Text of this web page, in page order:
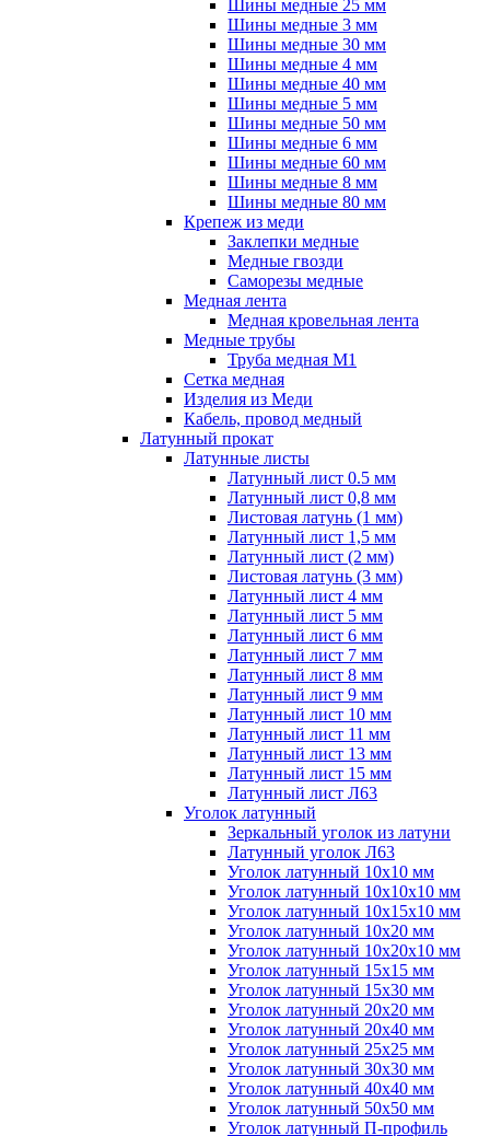
Шины медные 25 мм
Шины медные 3 мм
Шины медные 30 мм
Шины медные 4 мм
Шины медные 40 мм
Шины медные 5 мм
Шины медные 50 мм
Шины медные 6 мм
Шины медные 60 мм
Шины медные 8 мм
Шины медные 80 мм
Крепеж из меди
Заклепки медные
Медные гвозди
Саморезы медные
Медная лента
Медная кровельная лента
Медные трубы
Труба медная М1
Сетка медная
Изделия из Меди
Кабель, провод медный
Латунный прокат
Латунные листы
Латунный лист 0.5 мм
Латунный лист 0,8 мм
Листовая латунь (1 мм)
Латунный лист 1,5 мм
Латунный лист (2 мм)
Листовая латунь (3 мм)
Латунный лист 4 мм
Латунный лист 5 мм
Латунный лист 6 мм
Латунный лист 7 мм
Латунный лист 8 мм
Латунный лист 9 мм
Латунный лист 10 мм
Латунный лист 11 мм
Латунный лист 13 мм
Латунный лист 15 мм
Латунный лист Л63
Уголок латунный
Зеркальный уголок из латуни
Латунный уголок Л63
Уголок латунный 10x10 мм
Уголок латунный 10x10x10 мм
Уголок латунный 10x15x10 мм
Уголок латунный 10x20 мм
Уголок латунный 10x20x10 мм
Уголок латунный 15x15 мм
Уголок латунный 15x30 мм
Уголок латунный 20x20 мм
Уголок латунный 20x40 мм
Уголок латунный 25x25 мм
Уголок латунный 30x30 мм
Уголок латунный 40x40 мм
Уголок латунный 50x50 мм
Уголок латунный П-профиль